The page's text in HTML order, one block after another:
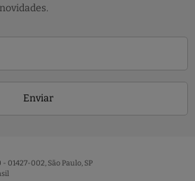
Enviar
01427-002, São Paulo, SP